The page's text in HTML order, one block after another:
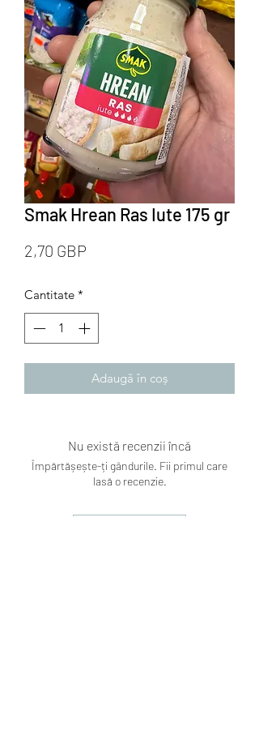
Smak Hrean Ras Iute 175 gr
2,70 GBP
Cantitate *
Adaugă în coș
Nu există recenzii încă
Împărtășește-ți gândurile. Fii primul care
lasă o recenzie.